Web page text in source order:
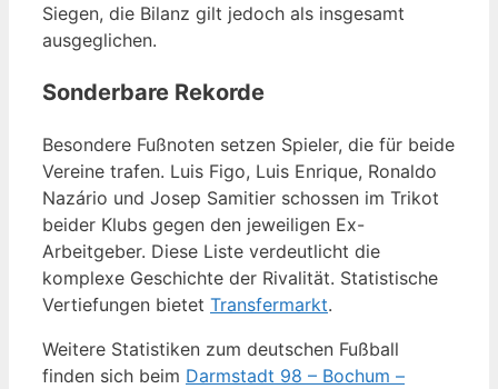
Siegen, die Bilanz gilt jedoch als insgesamt
ausgeglichen.
Sonderbare Rekorde
Besondere Fußnoten setzen Spieler, die für beide
Vereine trafen. Luis Figo, Luis Enrique, Ronaldo
Nazário und Josep Samitier schossen im Trikot
beider Klubs gegen den jeweiligen Ex-
Arbeitgeber. Diese Liste verdeutlicht die
komplexe Geschichte der Rivalität. Statistische
Vertiefungen bietet Transfermarkt.
Weitere Statistiken zum deutschen Fußball
finden sich beim Darmstadt 98 – Bochum –